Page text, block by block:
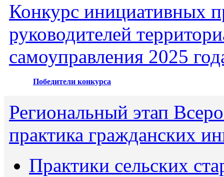
Конкурс инициативных
руководителей
самоуправления 2025
Победители конкурса
Региональный этап
практика гражданских
Практики сельских